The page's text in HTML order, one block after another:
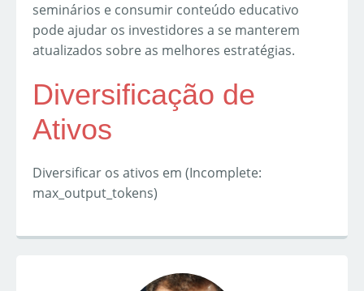
seminários e consumir conteúdo educativo
pode ajudar os investidores a se manterem
atualizados sobre as melhores estratégias.
Diversificação de
Ativos
Diversificar os ativos em (Incomplete:
max_output_tokens)